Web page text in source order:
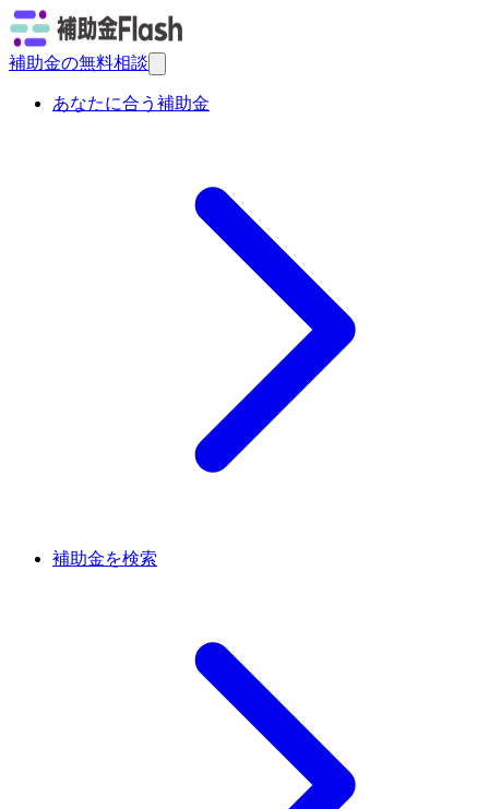
補助金の無料相談
あなたに合う補助金
補助金を検索